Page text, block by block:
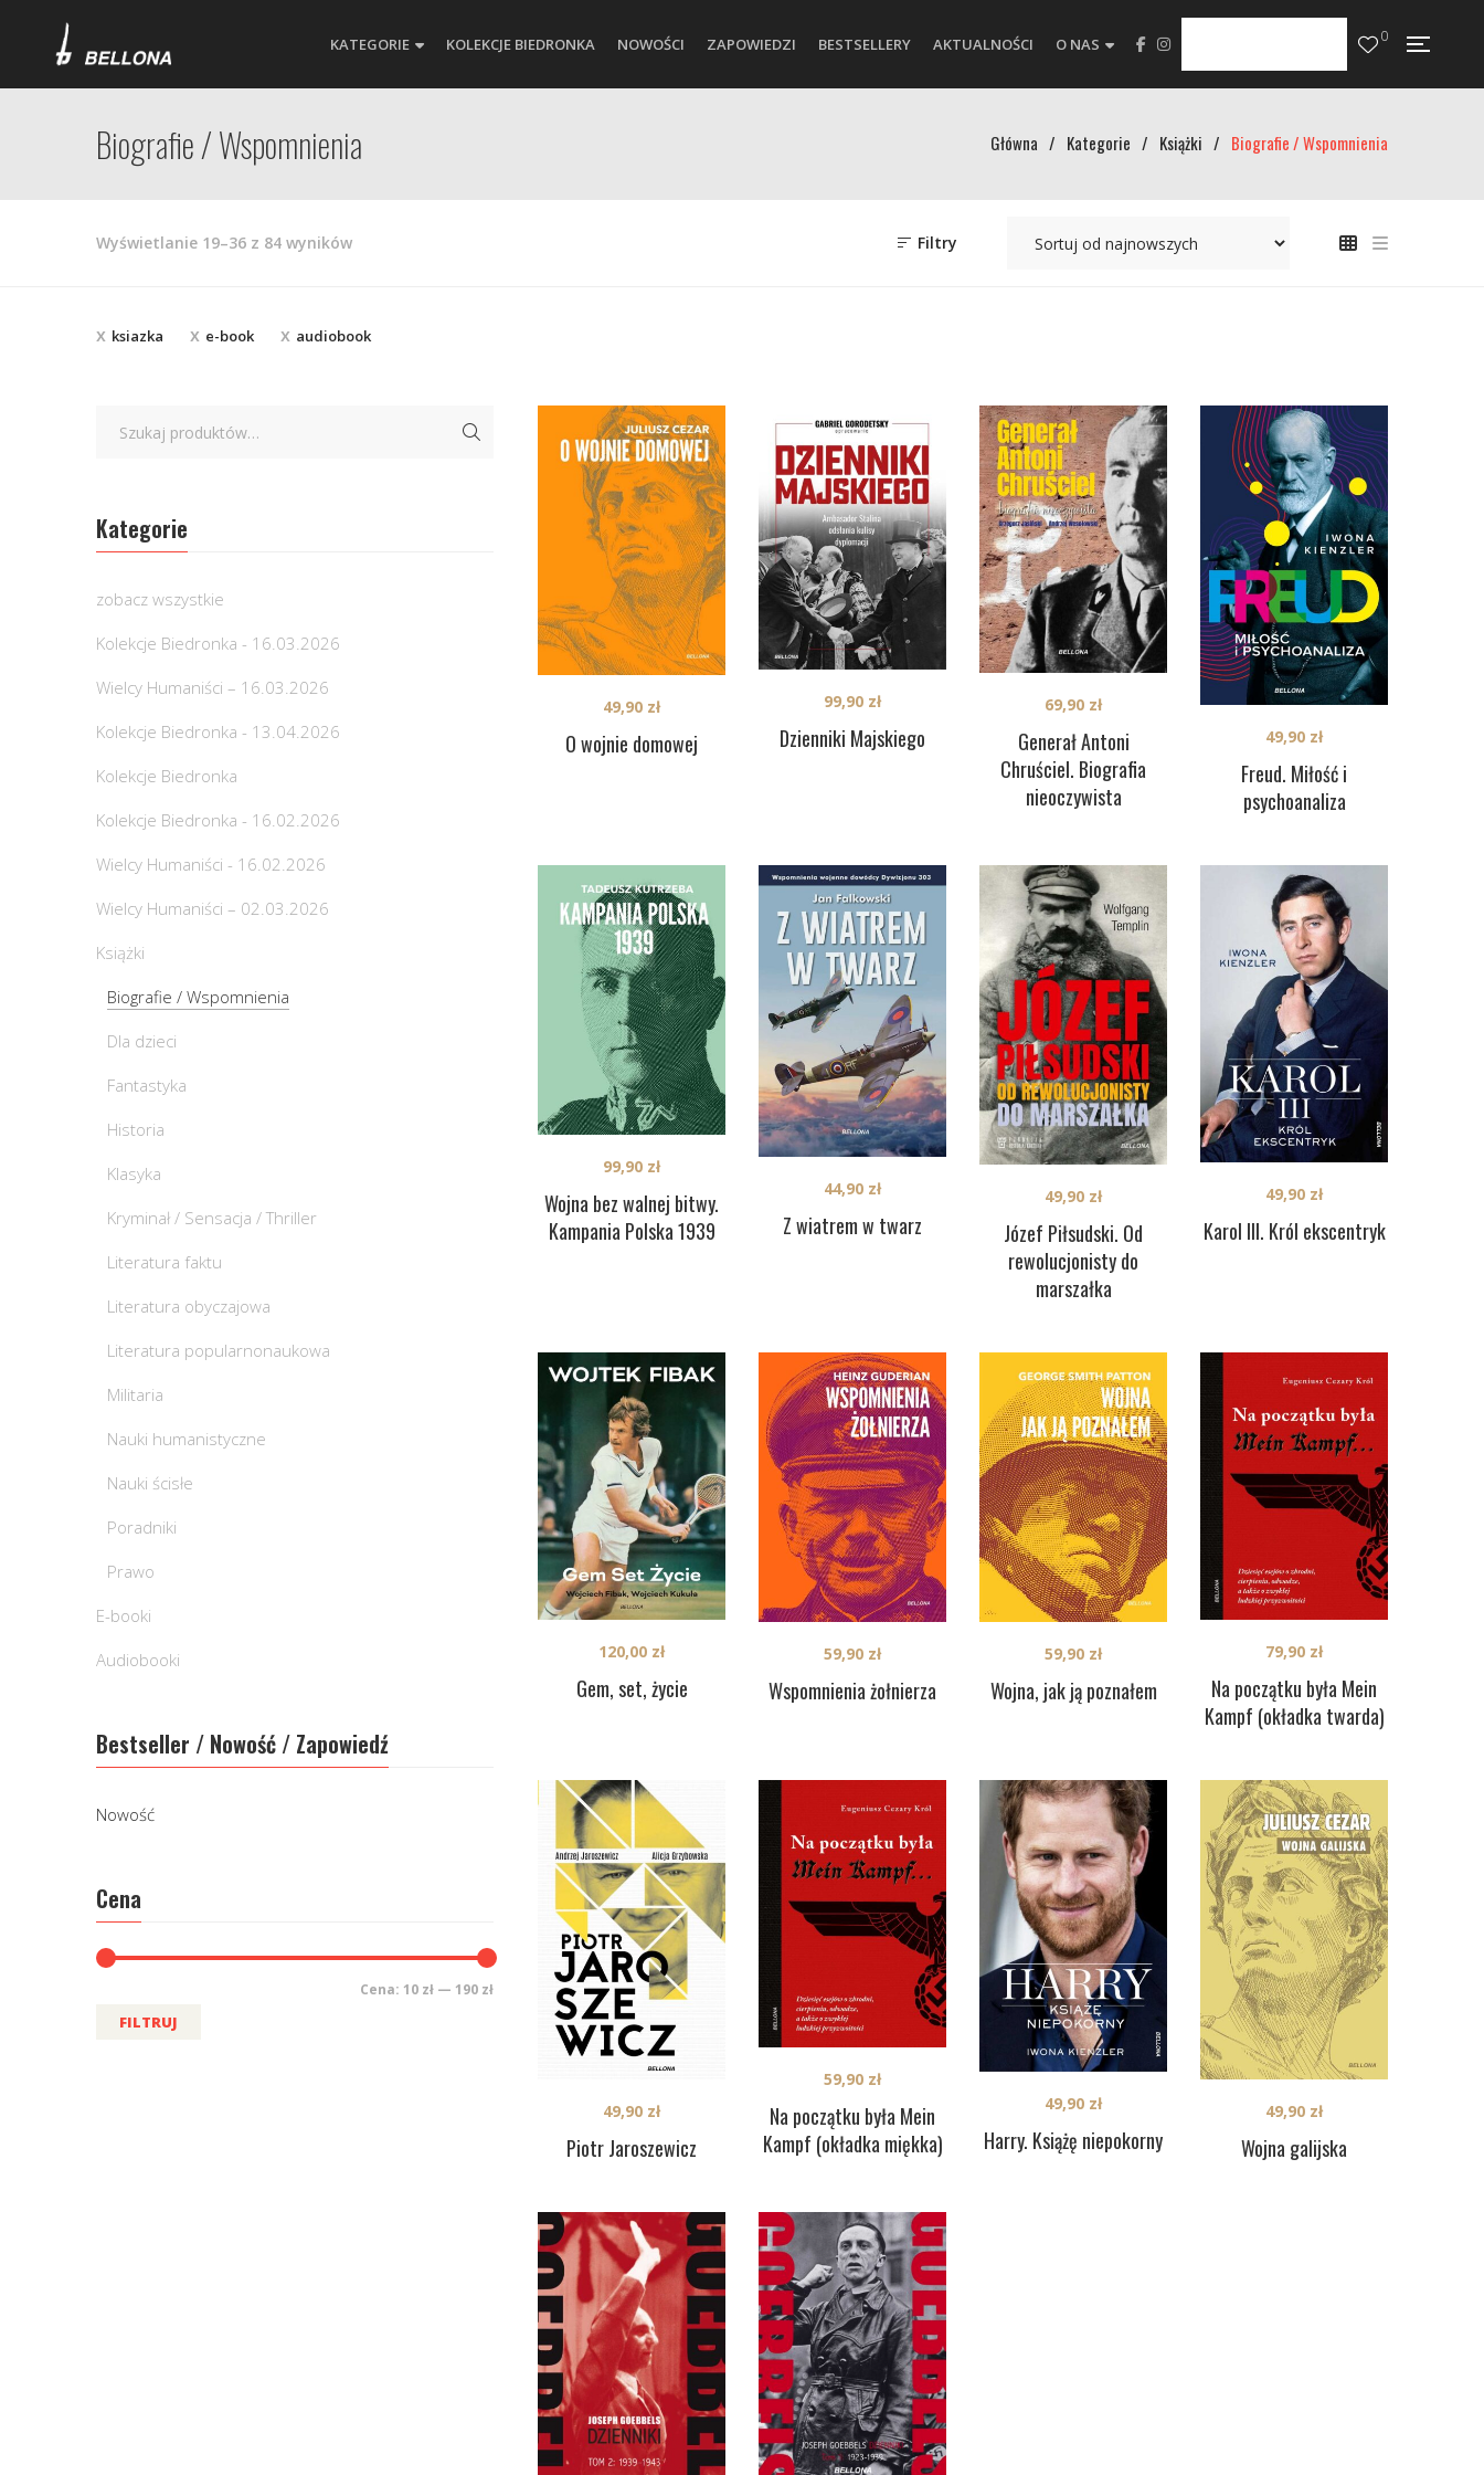
KATEGORIE KOLEKCJE BIEDRONKA NOWOŚCI ZAPOWIEDZI BESTSELLERY AKTUALNOŚCI O NAS 0
Biografie / Wspomnienia Główna / Kategorie / Książki / Biografie / Wspomnienia
Wyświetlanie 19–36 z 84 wynikówPosortowane
Filtry
ksiazka e-book audiobook
O wojnie domowej
49,90 zł
Dzienniki Majskiego
99,90 zł
Generał Antoni
Chruściel. Biografia
nieoczywista
69,90 zł
Freud. Miłość i
psychoanaliza
49,90 zł
Wojna bez walnej bitwy.
Kampania Polska 1939
99,90 zł
Z wiatrem w twarz
44,90 zł
Józef Piłsudski. Od
rewolucjonisty do
marszałka
49,90 zł
Karol III. Król ekscentryk
49,90 zł
Gem, set, życie
120,00 zł
Wspomnienia żołnierza
59,90 zł
Wojna, jak ją poznałem
59,90 zł
Na początku była Mein
Kampf (okładka twarda)
79,90 zł
Piotr Jaroszewicz
49,90 zł
Na początku była Mein
Kampf (okładka miękka)
59,90 zł
Harry. Książę niepokorny
49,90 zł
Wojna galijska
49,90 zł
Kategorie
zobacz wszystkie
Kolekcje Biedronka - 16.03.2026
Wielcy Humaniści – 16.03.2026
Kolekcje Biedronka - 13.04.2026
Kolekcje Biedronka
Kolekcje Biedronka - 16.02.2026
Wielcy Humaniści - 16.02.2026
Wielcy Humaniści – 02.03.2026
Książki
Biografie / Wspomnienia
Dla dzieci
Fantastyka
Historia
Klasyka
Kryminał / Sensacja / Thriller
Literatura faktu
Literatura obyczajowa
Literatura popularnonaukowa
Militaria
Nauki humanistyczne
Nauki ścisłe
Poradniki
Prawo
E-booki
Audiobooki
Bestseller / Nowość / Zapowiedź
Nowość
Cena
FILTRUJ
Cena: 10 zł — 190 zł